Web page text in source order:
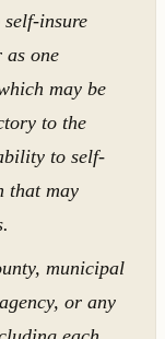
insure
one
may be
to the
to self-
that may
municipal
or any